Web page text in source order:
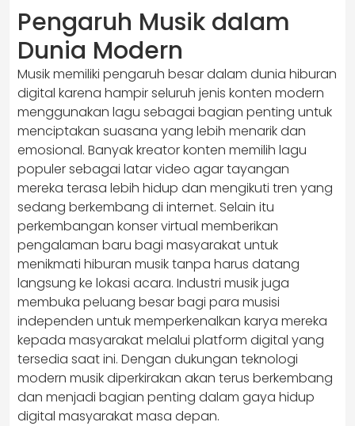
Pengaruh Musik dalam
Dunia Modern
Musik memiliki pengaruh besar dalam dunia hiburan
digital karena hampir seluruh jenis konten modern
menggunakan lagu sebagai bagian penting untuk
menciptakan suasana yang lebih menarik dan
emosional. Banyak kreator konten memilih lagu
populer sebagai latar video agar tayangan
mereka terasa lebih hidup dan mengikuti tren yang
sedang berkembang di internet. Selain itu
perkembangan konser virtual memberikan
pengalaman baru bagi masyarakat untuk
menikmati hiburan musik tanpa harus datang
langsung ke lokasi acara. Industri musik juga
membuka peluang besar bagi para musisi
independen untuk memperkenalkan karya mereka
kepada masyarakat melalui platform digital yang
tersedia saat ini. Dengan dukungan teknologi
modern musik diperkirakan akan terus berkembang
dan menjadi bagian penting dalam gaya hidup
digital masyarakat masa depan.